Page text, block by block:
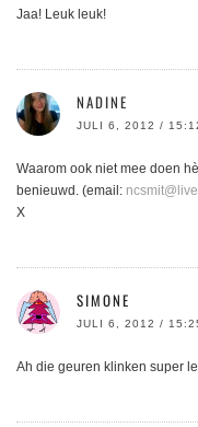
Jaa! Leuk leuk!
NADINE
JULI 6, 2012 /
Waarom ook niet mee doen
benieuwd. (email:
X
SIMONE
JULI 6, 2012 /
Ah die geuren klinken super